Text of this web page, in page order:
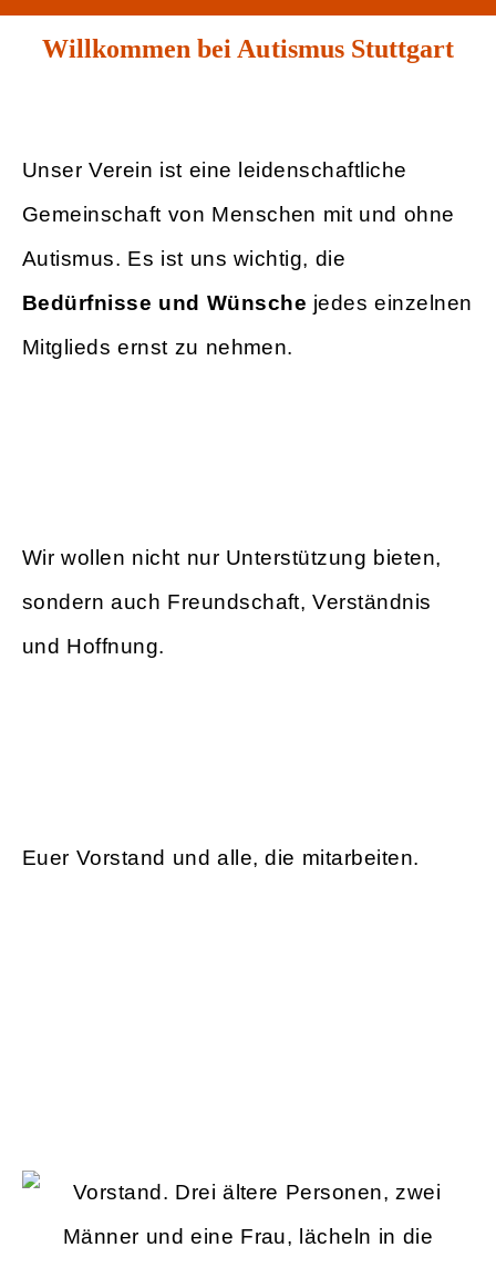
Willkommen bei Autismus Stuttgart
Unser Verein ist eine leidenschaftliche
Gemeinschaft von Menschen mit und ohne
Autismus. Es ist uns wichtig, die
Bedürfnisse und Wünsche jedes einzelnen
Mitglieds ernst zu nehmen.
Wir wollen nicht nur Unterstützung bieten,
sondern auch Freundschaft, Verständnis
und Hoffnung.
Euer Vorstand und alle, die mitarbeiten.